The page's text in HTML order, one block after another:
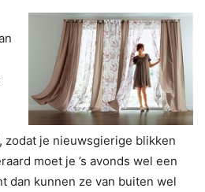
zodat je nieuwsgierige blikken
moet je ’s avonds wel een
dan kunnen ze van buiten wel